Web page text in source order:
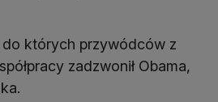
do których przywódców z
zadzwonił Obama,